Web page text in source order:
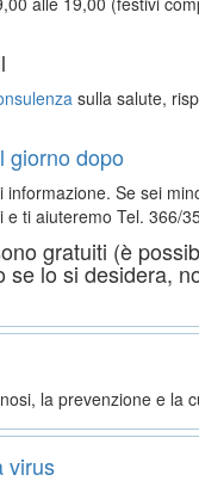
sulla salute,
giorno dopo
informazione. Se sei
e ti aiuteremo Tel. 366/
gratuiti (è
se lo si desidera,
la prevenzione e la
virus